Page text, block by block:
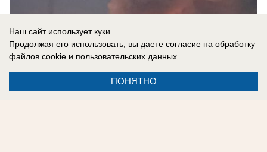
Наш сайт использует куки.
Продолжая его использовать, вы даете согласие на обработку
файлов cookie и пользовательских данных.
ПОНЯТНО